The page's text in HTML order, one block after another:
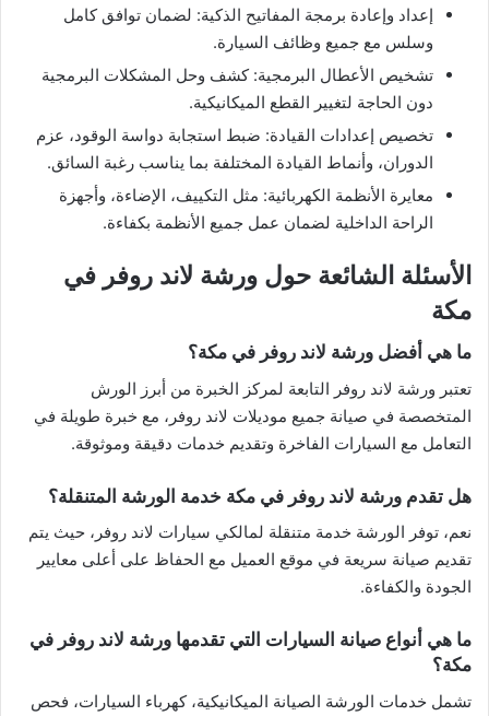
إعداد وإعادة برمجة المفاتيح الذكية: لضمان توافق كامل
وسلس مع جميع وظائف السيارة.
تشخيص الأعطال البرمجية: كشف وحل المشكلات البرمجية
دون الحاجة لتغيير القطع الميكانيكية.
تخصيص إعدادات القيادة: ضبط استجابة دواسة الوقود، عزم
الدوران، وأنماط القيادة المختلفة بما يناسب رغبة السائق.
معايرة الأنظمة الكهربائية: مثل التكييف، الإضاءة، وأجهزة
الراحة الداخلية لضمان عمل جميع الأنظمة بكفاءة.
الأسئلة الشائعة حول ورشة لاند روفر في
مكة
ما هي أفضل ورشة لاند روفر في مكة؟
تعتبر ورشة لاند روفر التابعة لمركز الخبرة من أبرز الورش
المتخصصة في صيانة جميع موديلات لاند روفر، مع خبرة طويلة في
التعامل مع السيارات الفاخرة وتقديم خدمات دقيقة وموثوقة.
هل تقدم ورشة لاند روفر في مكة خدمة الورشة المتنقلة؟
نعم، توفر الورشة خدمة متنقلة لمالكي سيارات لاند روفر، حيث يتم
تقديم صيانة سريعة في موقع العميل مع الحفاظ على أعلى معايير
الجودة والكفاءة.
ما هي أنواع صيانة السيارات التي تقدمها ورشة لاند روفر في
مكة؟
تشمل خدمات الورشة الصيانة الميكانيكية، كهرباء السيارات، فحص